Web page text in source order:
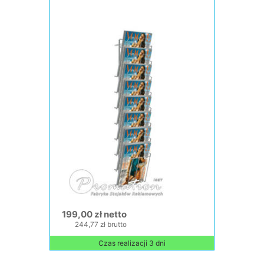
199,00 zł netto
244,77 zł brutto
Czas realizacji 3 dni